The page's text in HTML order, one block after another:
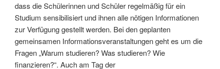
dass die Schülerinnen und Schüler regelmäßig für ein
Studium sensibilisiert und ihnen alle nötigen Informationen
zur Verfügung gestellt werden. Bei den geplanten
gemeinsamen Informationsveranstaltungen geht es um die
Fragen „Warum studieren? Was studieren? Wie
finanzieren?“. Auch am Tag der